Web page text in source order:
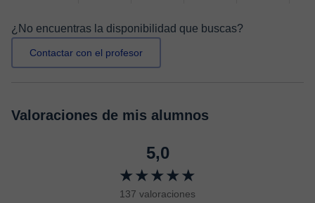
¿No encuentras la disponibilidad que buscas?
Contactar con el profesor
Valoraciones de mis alumnos
5,0
★★★★★
137 valoraciones